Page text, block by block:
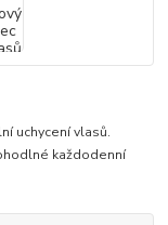
uchycení vlasů.
každodenní